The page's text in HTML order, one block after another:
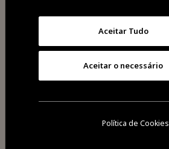
Aceitar Tudo
Aceitar o necessário
Política de Cookies